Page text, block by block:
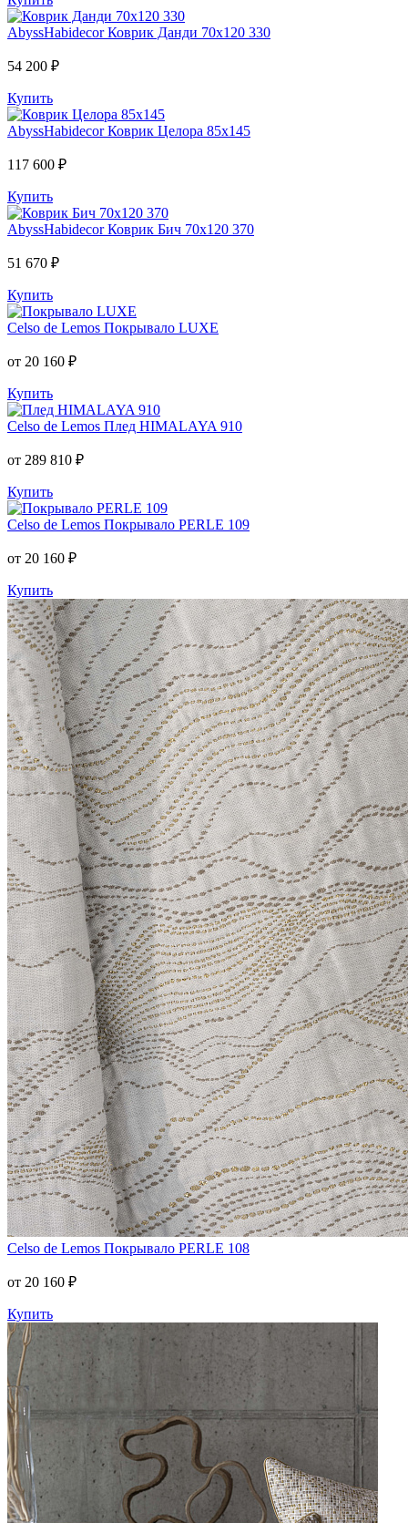
AbyssHabidecor Коврик Данди 70х120 330
54 200 ₽
Купить
AbyssHabidecor Коврик Целора 85х145
117 600 ₽
Купить
AbyssHabidecor Коврик Бич 70х120 370
51 670 ₽
Купить
Celso de Lemos Покрывало LUXE
от 20 160 ₽
Купить
Celso de Lemos Плед HIMALAYA 910
от 289 810 ₽
Купить
Celso de Lemos Покрывало PERLE 109
от 20 160 ₽
Купить
Celso de Lemos Покрывало PERLE 108
от 20 160 ₽
Купить